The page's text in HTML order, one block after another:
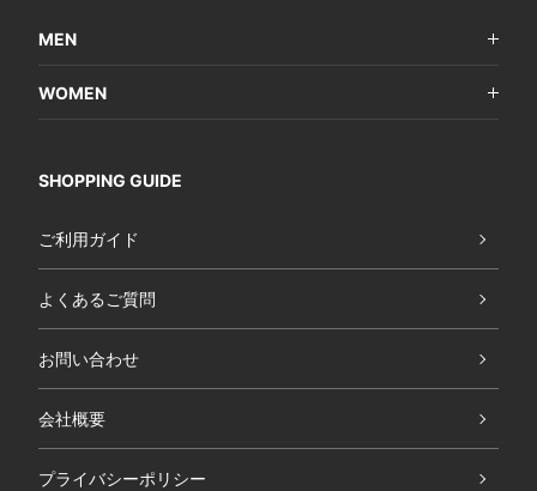
MEN
WOMEN
SHOPPING GUIDE
ご利用ガイド
よくあるご質問
お問い合わせ
会社概要
プライバシーポリシー